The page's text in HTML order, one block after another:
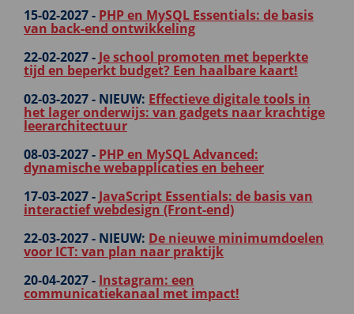
15-02-2027 - PHP en MySQL Essentials: de basis
van back-end ontwikkeling
22-02-2027 - Je school promoten met beperkte
tijd en beperkt budget? Een haalbare kaart!
02-03-2027 - NIEUW: Effectieve digitale tools in
het lager onderwijs: van gadgets naar krachtige
leerarchitectuur
08-03-2027 - PHP en MySQL Advanced:
dynamische webapplicaties en beheer
17-03-2027 - JavaScript Essentials: de basis van
interactief webdesign (Front-end)
22-03-2027 - NIEUW: De nieuwe minimumdoelen
voor ICT: van plan naar praktijk
20-04-2027 - Instagram: een
communicatiekanaal met impact!